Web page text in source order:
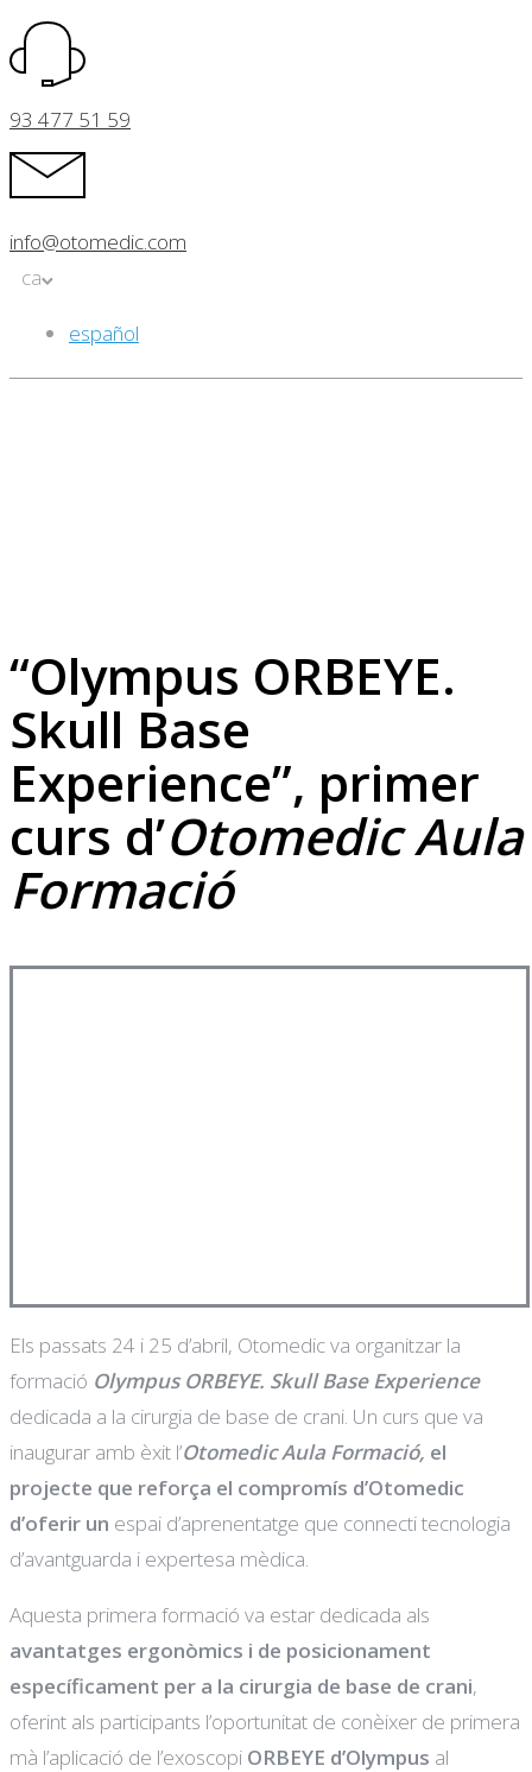
93 477 51 59
info@otomedic.com
ca
español
“Olympus ORBEYE.
Skull Base
Experience”, primer
curs d’Otomedic Aula
Formació
Els passats 24 i 25 d’abril, Otomedic va organitzar la
formació Olympus ORBEYE. Skull Base Experience
dedicada a la cirurgia de base de crani. Un curs que va
inaugurar amb èxit l’Otomedic Aula Formació, el
projecte que reforça el compromís d’Otomedic
d’oferir un espai d’aprenentatge que connecti tecnologia
d’avantguarda i expertesa mèdica.
Aquesta primera formació va estar dedicada als
avantatges ergonòmics i de posicionament
específicament per a la cirurgia de base de crani,
oferint als participants l’oportunitat de conèixer de primera
mà l’aplicació de l’exoscopi ORBEYE d’Olympus al